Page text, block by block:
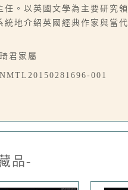
任。以英國文學為主要研究領
統地介紹英國經典作家與當代
琦君家屬
NMTL20150281696-001
品-